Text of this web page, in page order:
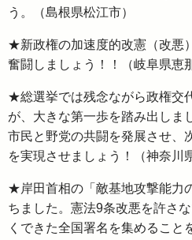
う。（島根県松江市）
★新政権の加速度的改憲（改悪
奮闘しましょう！！（岐阜県恵
★総選挙では残念ながら政権交
が、大きな第一歩を踏み出しま
市民と野党の共闘を発展させ、
を実現させましょう！（神奈川
★岸田首相の「敵基地攻撃能力
ちました。憲法9条改悪を許さ
くできた全国署名を集めること